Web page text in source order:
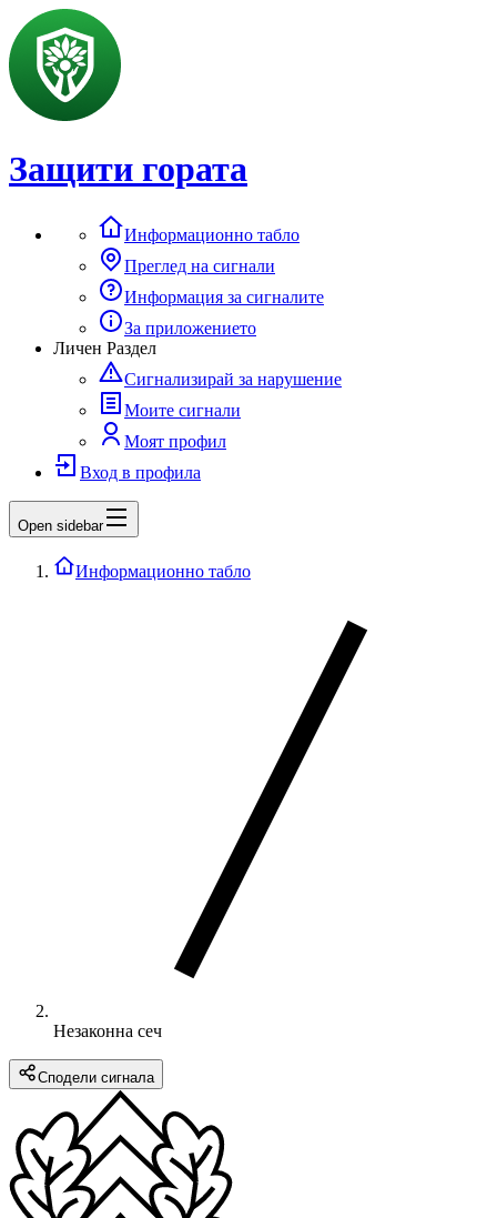
Защити гората
Информационно табло
Преглед на сигнали
Информация за сигналите
За приложението
Личен Раздел
Сигнализирай за нарушение
Моите сигнали
Моят профил
Вход в профила
Open sidebar
Информационно табло
Незаконна сеч
Сподели сигнала